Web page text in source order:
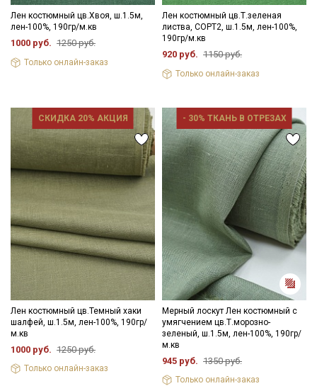
Лен костюмный цв.Хвоя, ш.1.5м,
лен-100%, 190гр/м.кв
1000 руб. 1250 руб.
Только онлайн-заказ
Лен костюмный цв.Т.зеленая
листва, СОРТ2, ш.1.5м, лен-100%,
190гр/м.кв
920 руб. 1150 руб.
Только онлайн-заказ
СКИДКА 20% АКЦИЯ
Лен костюмный цв.Темный хаки
шалфей, ш.1.5м, лен-100%, 190гр/
м.кв
1000 руб. 1250 руб.
Только онлайн-заказ
- 30% ТКАНЬ В ОТРЕЗАХ
Мерный лоскут Лен костюмный с
умягчением цв.Т.морозно-
зеленый, ш.1.5м, лен-100%, 190гр/
м.кв
945 руб. 1350 руб.
Только онлайн-заказ